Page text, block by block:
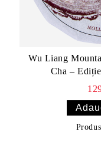
Wu Liang
Cha –